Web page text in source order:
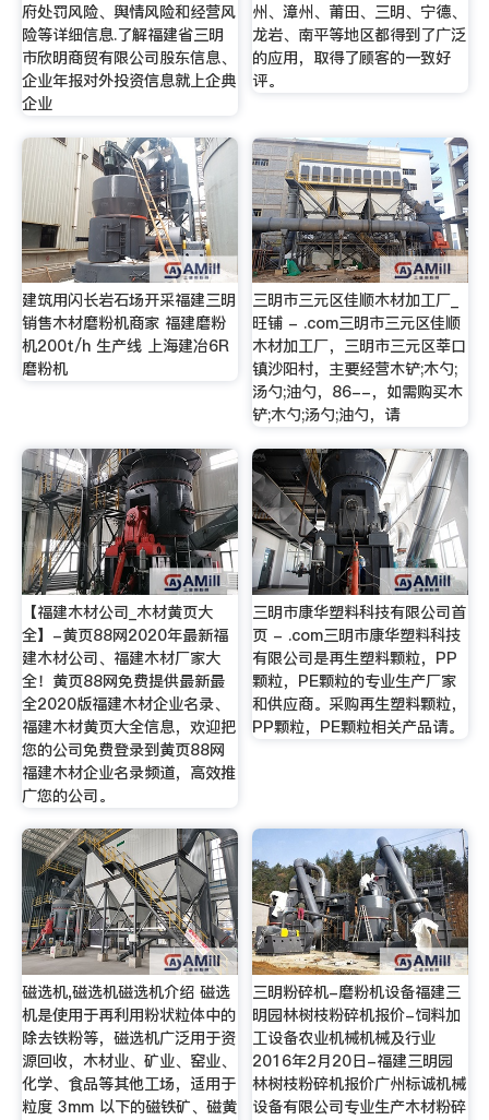
府处罚风险、舆情风险和经营风
险等详细信息.了解福建省三明
市欣明商贸有限公司股东信息、
企业年报对外投资信息就上企典
企业
州、漳州、莆田、三明、宁德、
龙岩、南平等地区都得到了广泛
的应用，取得了顾客的一致好
评。
建筑用闪长岩石场开采福建三明
销售木材磨粉机商家 福建磨粉
机200t/h 生产线 上海建冶6R
磨粉机
三明市三元区佳顺木材加工厂_
旺铺 - .com三明市三元区佳顺
木材加工厂，三明市三元区莘口
镇沙阳村，主要经营木铲;木勺;
汤勺;油勺，86--，如需购买木
铲;木勺;汤勺;油勺，请
【福建木材公司_木材黄页大
全】-黄页88网2020年最新福
建木材公司、福建木材厂家大
全！黄页88网免费提供最新最
全2020版福建木材企业名录、
福建木材黄页大全信息，欢迎把
您的公司免费登录到黄页88网
福建木材企业名录频道，高效推
广您的公司。
三明市康华塑料科技有限公司首
页 - .com三明市康华塑料科技
有限公司是再生塑料颗粒，PP
颗粒，PE颗粒的专业生产厂家
和供应商。采购再生塑料颗粒，
PP颗粒，PE颗粒相关产品请。
磁选机,磁选机磁选机介绍 磁选
机是使用于再利用粉状粒体中的
除去铁粉等，磁选机广泛用于资
源回收，木材业、矿业、窑业、
化学、食品等其他工场，适用于
粒度 3mm 以下的磁铁矿、磁黄
三明粉碎机-磨粉机设备福建三
明园林树枝粉碎机报价-饲料加
工设备农业机械机械及行业
2016年2月20日-福建三明园
林树枝粉碎机报价广州标诚机械
设备有限公司专业生产木材粉碎